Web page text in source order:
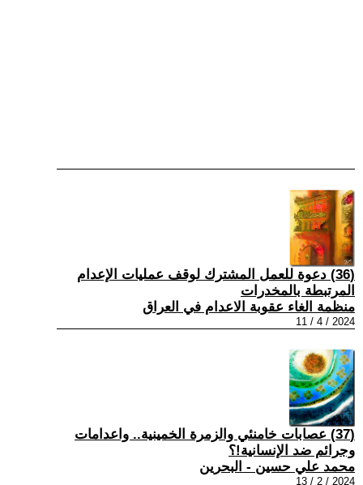
(36) دعوة للعمل المشترك لوقف عمليات الإعدام
المرتبطة بالمخدرات
منظمة الغاء عقوبة الاعدام في العراق
2024 / 4 / 11
(37) عصابات خامنئي والزمرة الخمينية.. واعدامات
وجرائم ضد الإنسانية!؟
محمد علي حسين - البحرين
2024 / 2 / 13